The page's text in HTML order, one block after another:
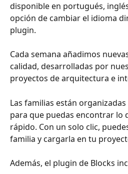
disponible en portugués,
opción de cambiar el idioma
plugin.
Cada semana añadimos
calidad, desarrolladas por
proyectos de arquitectura e
Las familias están
para que puedas encontrar lo
rápido. Con un solo clic,
familia y cargarla en tu
Además, el plugin de Blocks